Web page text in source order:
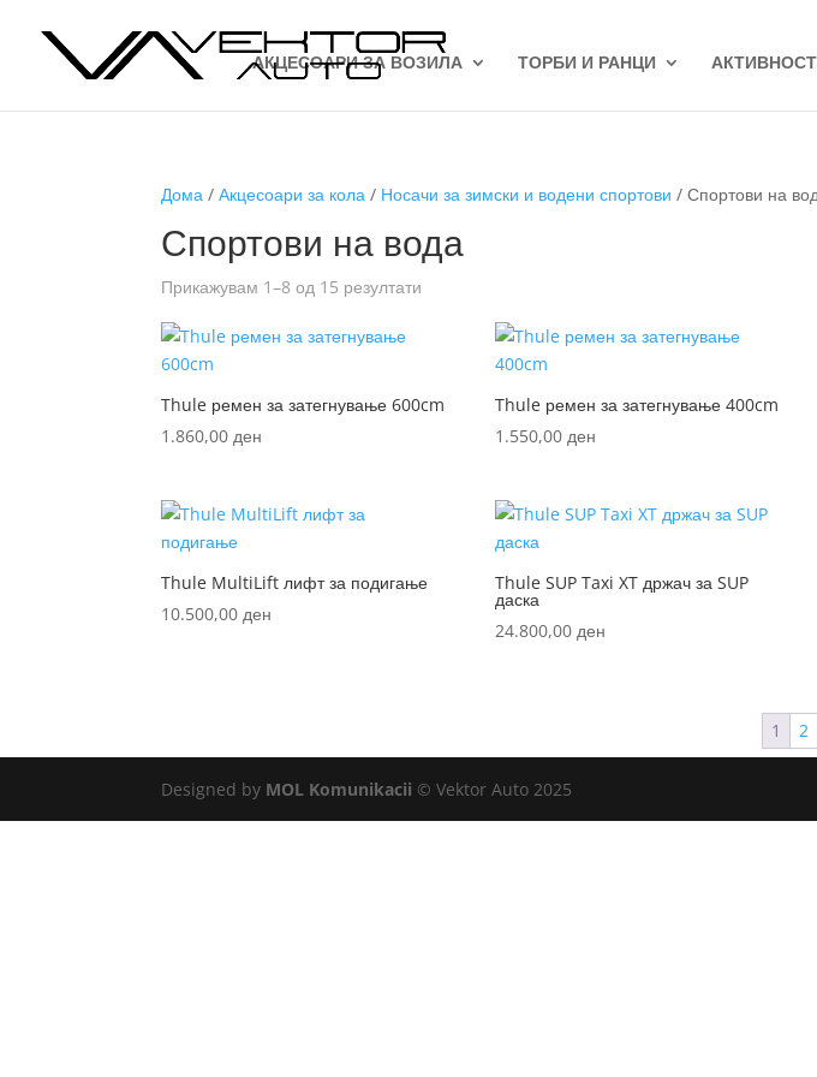
АКЦЕСОАРИ ЗА ВОЗИЛА ТОРБИ И РАНЦИ
Дома /Акцесоари за кола / Носачи за зимски и водени спортови / Спортови на
Спортови на вода
Прикажувам 1–8 од 15 резултати
Thule ремен за затегнување 600cm
1.860,00ден
Thule ремен за затегнување 400cm
1.550,00ден
Thule MultiLift лифт за подигање
10.500,00ден
Thule SUP Taxi XT држач за SUP
даска
24.800,00ден
1 2
Designed by MOL Komunikacii © Vektor Auto 2025